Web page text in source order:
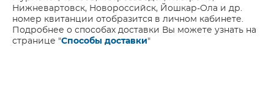
Нижневартовск, Новороссийск, Йошкар-Ола и др.
номер квитанции отобразится в личном кабинете.
Подробнее о способах доставки Вы можете узнать на
странице "Способы доставки"